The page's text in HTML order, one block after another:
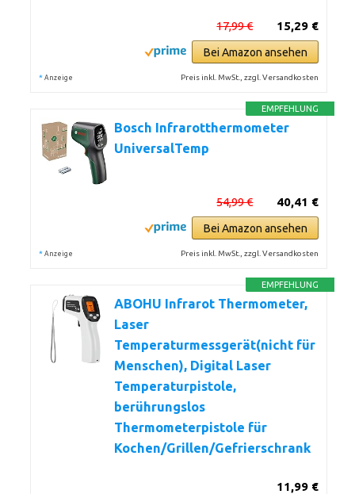
15,29 €
17,99 €
Bei Amazon ansehen
* Anzeige Preis inkl. MwSt., zzgl. Versandkosten
EMPFEHLUNG
Bosch Infrarotthermometer
UniversalTemp
40,41 €
54,99 €
Bei Amazon ansehen
* Anzeige Preis inkl. MwSt., zzgl. Versandkosten
EMPFEHLUNG
ABOHU Infrarot Thermometer,
Laser
Temperaturmessgerät(nicht für
Menschen), Digital Laser
Temperaturpistole,
berührungslos
Thermometerpistole für
Kochen/Grillen/Gefrierschrank
11,99 €